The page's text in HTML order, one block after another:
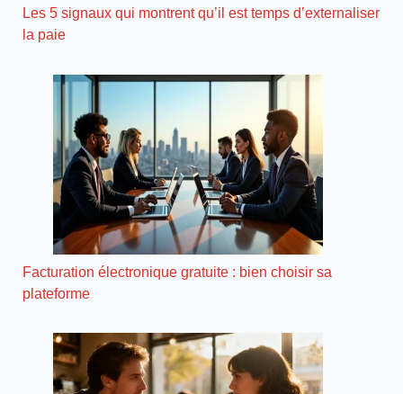
Les 5 signaux qui montrent qu’il est temps d’externaliser
la paie
Facturation électronique gratuite : bien choisir sa
plateforme